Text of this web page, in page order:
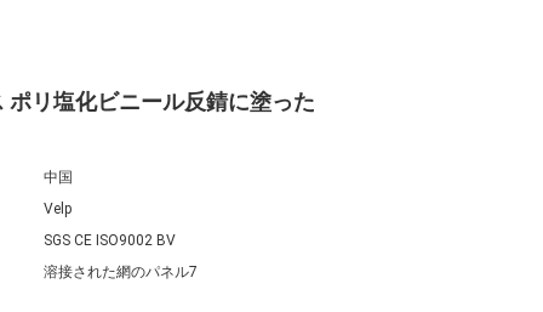
リ塩化ビニール反錆に塗った
中国
Velp
SGS CE ISO9002 BV
溶接された網のパネル7